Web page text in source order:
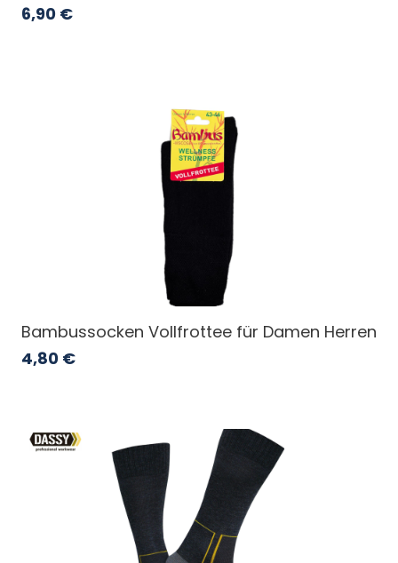
6,90 €
Bambussocken Vollfrottee für Damen Herren
4,80 €